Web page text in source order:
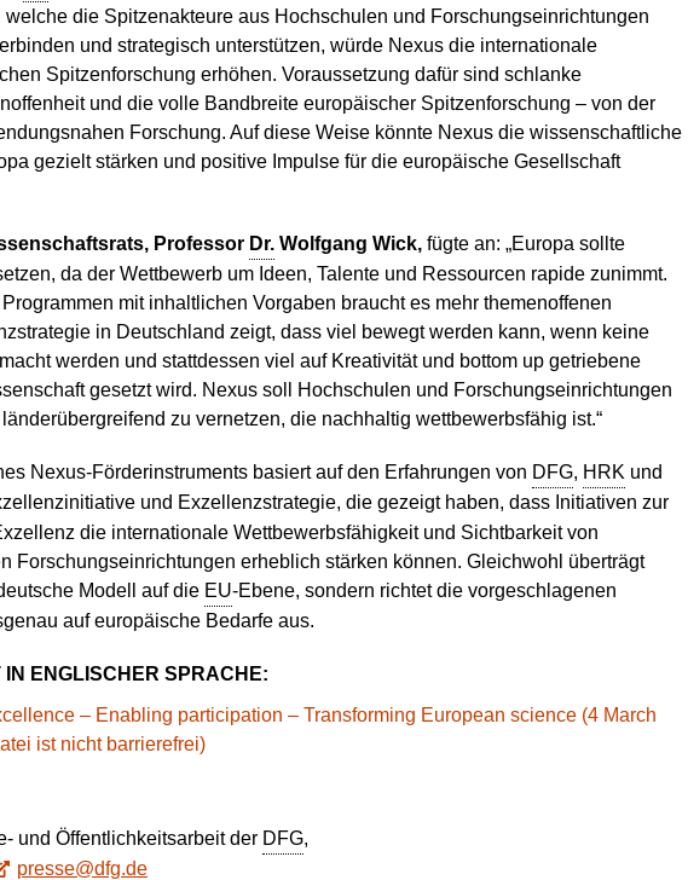
die Spitzenakteure aus Hochschulen und Forschungseinrichtungen
und strategisch unterstützen, würde Nexus die internationale
Spitzenforschung erhöhen. Voraussetzung dafür sind schlanke
und die volle Bandbreite europäischer Spitzenforschung – von der
Forschung. Auf diese Weise könnte Nexus die wissenschaftliche
gezielt stärken und positive Impulse für die europäische Gesellschaft
Professor Dr. Wolfgang Wick, fügte an: „Europa sollte
da der Wettbewerb um Ideen, Talente und Ressourcen rapide zunimmt.
mit inhaltlichen Vorgaben braucht es mehr themenoffenen
in Deutschland zeigt, dass viel bewegt werden kann, wenn keine
werden und stattdessen viel auf Kreativität und bottom up getriebene
gesetzt wird. Nexus soll Hochschulen und Forschungseinrichtungen
zu vernetzen, die nachhaltig wettbewerbsfähig ist.“
Nexus-Förderinstruments basiert auf den Erfahrungen von DFG, HRK und
und Exzellenzstrategie, die gezeigt haben, dass Initiativen zur
die internationale Wettbewerbsfähigkeit und Sichtbarkeit von
Forschungseinrichtungen erheblich stärken können. Gleichwohl überträgt
Modell auf die EU-Ebene, sondern richtet die vorgeschlagenen
auf europäische Bedarfe aus.
ENGLISCHER SPRACHE:
– Enabling participation – Transforming European science (4 March
ist nicht barrierefrei)
und Öffentlichkeitsarbeit der DFG,
presse@dfg.de